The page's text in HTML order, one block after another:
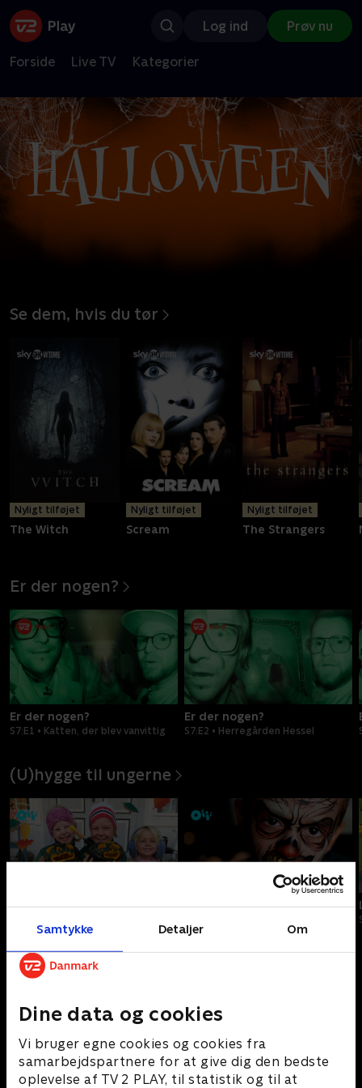
Samtykke Detaljer Om
Dine data og cookies
Vi bruger egne cookies og cookies fra
samarbejdspartnere for at give dig den bedste
oplevelse af TV 2 PLAY, til statistik og til at
Log ind Prøv nu
Forside Live TV Kategorier
Se dem, hvis du tør
Nyligt tilføjet
The Witch
Nyligt tilføjet
Scream
Nyligt tilføjet
The Strangers
Er der nogen?
Er der nogen?
S7:E1 • Katten, der blev vanvittig
Er der nogen?
S7:E2 • Herregården Hessel
(U)hygge til ungerne
Oiii-Gården Monstermaling
Gyserhits på SkyShowtime